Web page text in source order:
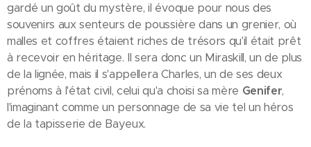
gardé un goût du mystère, il évoque pour nous des
souvenirs aux senteurs de poussière dans un grenier, où
malles et coffres étaient riches de trésors qu'il était prêt
à recevoir en héritage. Il sera donc un Miraskill, un de plus
de la lignée, mais il s'appellera Charles, un de ses deux
prénoms à l'état civil, celui qu'a choisi sa mère Genifer,
l'imaginant comme un personnage de sa vie tel un héros
de la tapisserie de Bayeux.